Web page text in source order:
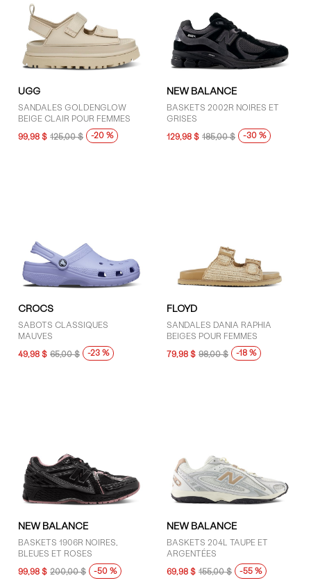
UGG
SANDALES GOLDENGLOW
BEIGE CLAIR POUR FEMMES
99,98 $ 125,00 $ -20 %
NEW BALANCE
BASKETS 2002R NOIRES ET
GRISES
129,98 $ 185,00 $ -30 %
CROCS
SABOTS CLASSIQUES
MAUVES
49,98 $ 65,00 $ -23 %
FLOYD
SANDALES DANIA RAPHIA
BEIGES POUR FEMMES
79,98 $ 98,00 $ -18 %
NEW BALANCE
BASKETS 1906R NOIRES,
BLEUES ET ROSES
99,98 $ 200,00 $ -50 %
NEW BALANCE
BASKETS 204L TAUPE ET
ARGENTÉES
69,98 $ 155,00 $ -55 %